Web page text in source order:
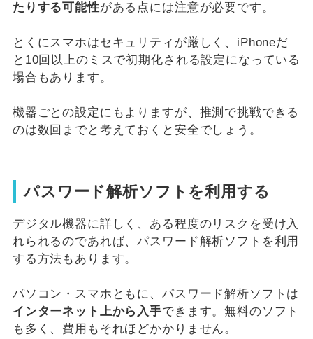
たりする可能性がある点には注意が必要です。
とくにスマホはセキュリティが厳しく、iPhoneだ
と10回以上のミスで初期化される設定になっている
場合もあります。
機器ごとの設定にもよりますが、推測で挑戦できる
のは数回までと考えておくと安全でしょう。
パスワード解析ソフトを利用する
デジタル機器に詳しく、ある程度のリスクを受け入
れられるのであれば、パスワード解析ソフトを利用
する方法もあります。
パソコン・スマホともに、パスワード解析ソフトは
インターネット上から入手できます。無料のソフト
も多く、費用もそれほどかかりません。